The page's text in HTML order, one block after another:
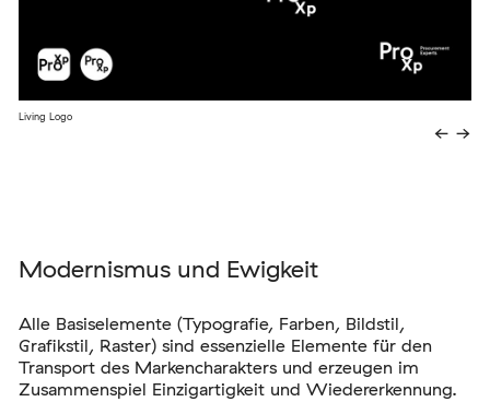
Living Logo
← →
Modernismus und Ewigkeit
Alle Basiselemente (Typografie, Farben, Bildstil,
Grafikstil, Raster) sind essenzielle Elemente für den
Transport des Markencharakters und erzeugen im
Zusammenspiel Einzigartigkeit und Wiedererkennung.